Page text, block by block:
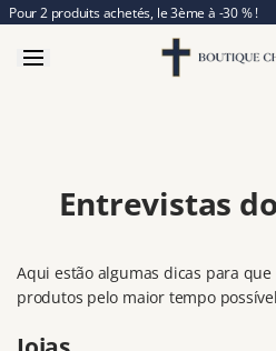
Sauter
au
Pour 2 produits achetés, le 3ème à -30 % !
Entrevistas
Aqui estão algumas dicas para
produtos pelo maior tempo